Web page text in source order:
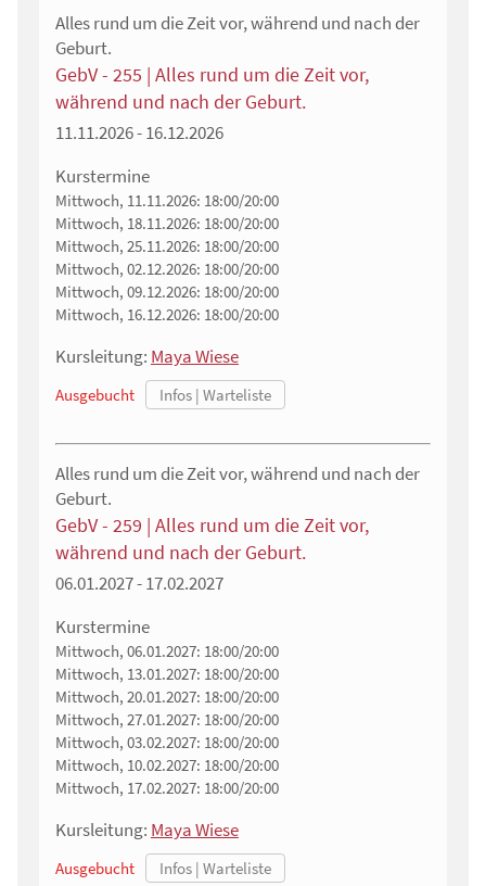
Alles rund um die Zeit vor, während und nach der
Geburt.
GebV - 255 | Alles rund um die Zeit vor,
während und nach der Geburt.
11.11.2026 - 16.12.2026
Kurstermine
Mittwoch, 11.11.2026: 18:00/20:00
Mittwoch, 18.11.2026: 18:00/20:00
Mittwoch, 25.11.2026: 18:00/20:00
Mittwoch, 02.12.2026: 18:00/20:00
Mittwoch, 09.12.2026: 18:00/20:00
Mittwoch, 16.12.2026: 18:00/20:00
Kursleitung: Maya Wiese
Ausgebucht
Alles rund um die Zeit vor, während und nach der
Geburt.
GebV - 259 | Alles rund um die Zeit vor,
während und nach der Geburt.
06.01.2027 - 17.02.2027
Kurstermine
Mittwoch, 06.01.2027: 18:00/20:00
Mittwoch, 13.01.2027: 18:00/20:00
Mittwoch, 20.01.2027: 18:00/20:00
Mittwoch, 27.01.2027: 18:00/20:00
Mittwoch, 03.02.2027: 18:00/20:00
Mittwoch, 10.02.2027: 18:00/20:00
Mittwoch, 17.02.2027: 18:00/20:00
Kursleitung: Maya Wiese
Ausgebucht